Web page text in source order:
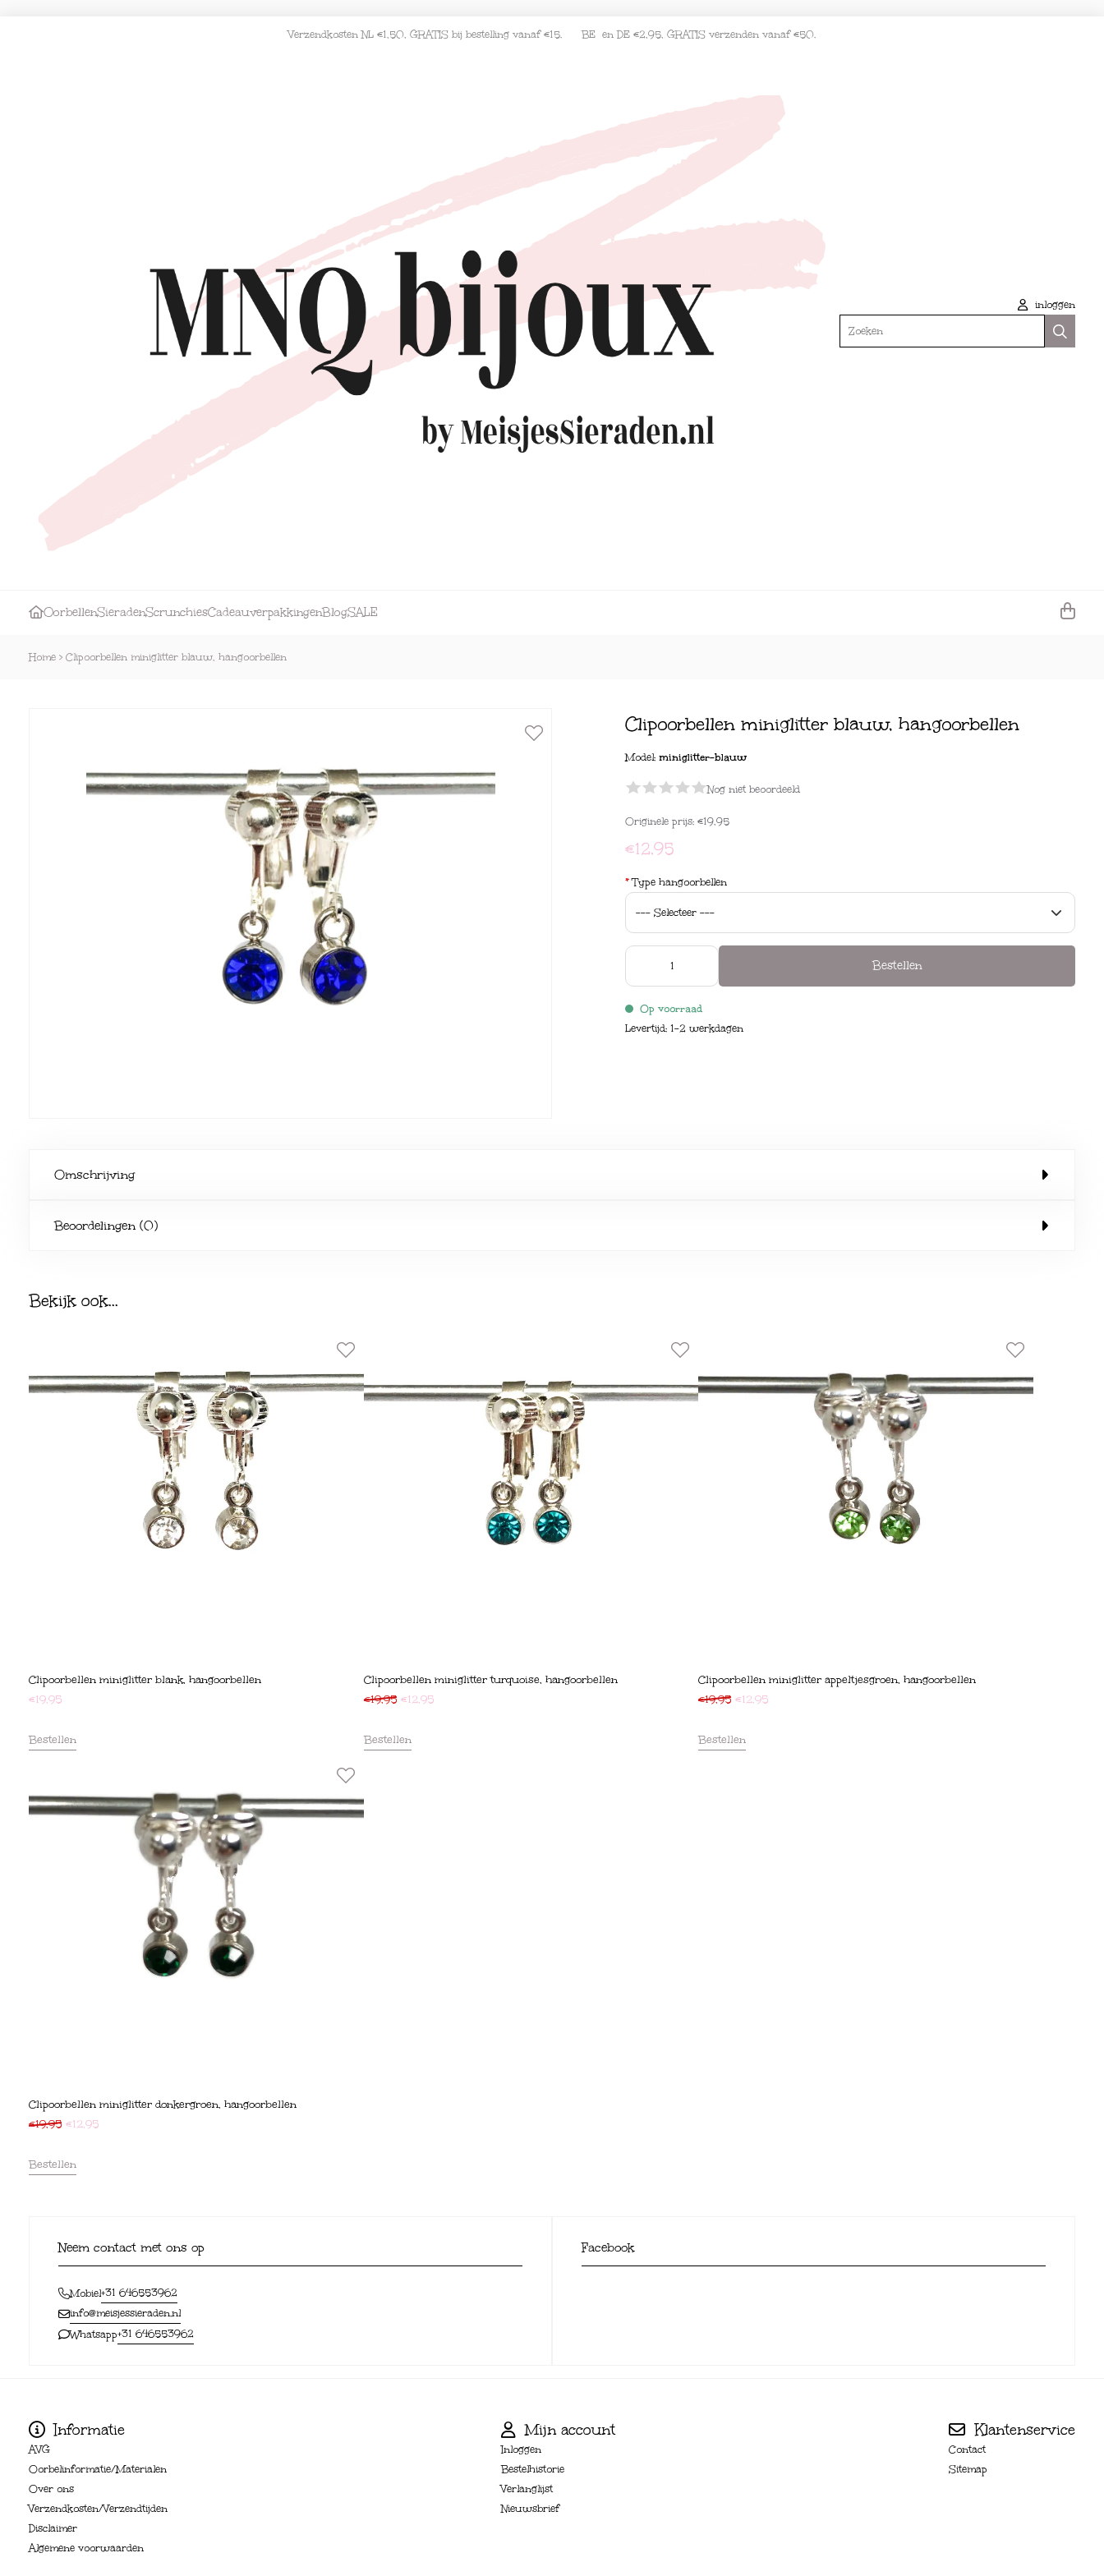
Verzendkosten NL €1,50, GRATIS bij bestelling vanaf €15. BE en DE €2,95, GRATIS verzenden vanaf €50.
inloggen
OorbellenSieradenScrunchiesCadeauverpakkingenBlogSALE
Home > Clipoorbellen miniglitter blauw, hangoorbellen
Clipoorbellen miniglitter blauw, hangoorbellen
Model:miniglitter-blauw
Nog niet beoordeeld
Originele prijs:€19,95
€12,95
*Type hangoorbellen
Bestellen
Op voorraad
Levertijd: 1-2 werkdagen
Omschrijving
Beoordelingen (0)
Bekijk ook...
Clipoorbellen miniglitter blank, hangoorbellen
€19,95
Bestellen
Clipoorbellen miniglitter turquoise, hangoorbellen
€19,95 €12,95
Bestellen
Clipoorbellen miniglitter appeltjesgroen, hangoorbellen
€19,95 €12,95
Bestellen
Clipoorbellen miniglitter donkergroen, hangoorbellen
€19,95 €12,95
Bestellen
Neem contact met ons op
Mobiel+31 646553962
info@meisjessieraden.nl
Whatsapp+31 646553962
Facebook
Informatie
AVG
Oorbelinformatie/Materialen
Over ons
Verzendkosten/Verzendtijden
Disclaimer
Algemene voorwaarden
Mijn account
Inloggen
Bestelhistorie
Verlanglijst
Nieuwsbrief
Klantenservice
Contact
Sitemap